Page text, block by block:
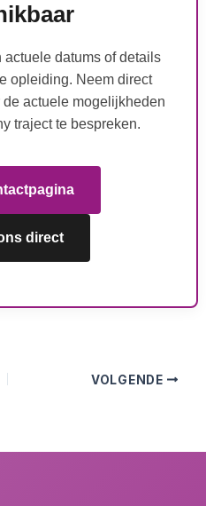
actuele datums of details
opleiding. Neem direct
actuele mogelijkheden
traject te bespreken.
direct
VOLGENDE